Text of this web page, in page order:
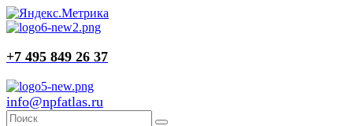
+7 495 849 26 37
info@npfatlas.ru